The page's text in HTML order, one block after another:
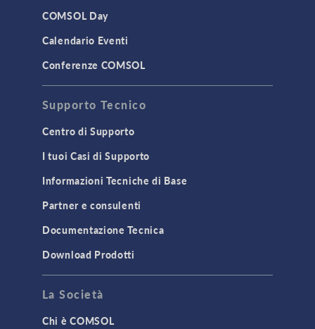
COMSOL Day
Calendario Eventi
Conferenze COMSOL
Supporto Tecnico
Centro di Supporto
I tuoi Casi di Supporto
Informazioni Tecniche di Base
Partner e consulenti
Documentazione Tecnica
Download Prodotti
La Società
Chi è COMSOL